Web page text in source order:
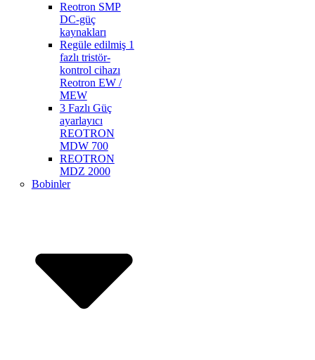
Reotron SMP
DC-güç
kaynakları
Regüle edilmiş 1
fazlı tristör-
kontrol cihazı
Reotron EW /
MEW
3 Fazlı Güç
ayarlayıcı
REOTRON
MDW 700
REOTRON
MDZ 2000
Bobinler